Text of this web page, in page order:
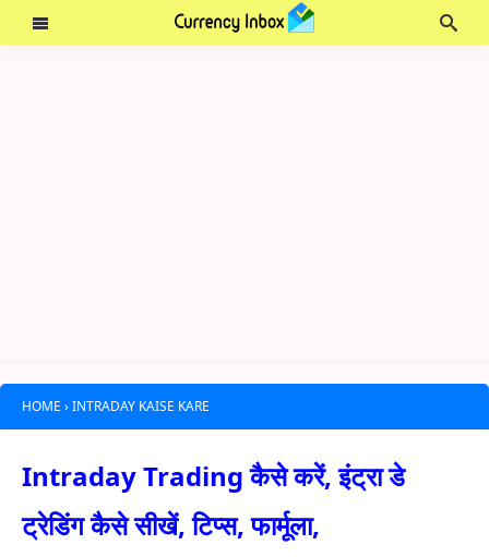
HOME › INTRADAY KAISE KARE
Intraday Trading कैसे करें, इंट्रा डे
ट्रेडिंग कैसे सीखें, टिप्स, फार्मूला,